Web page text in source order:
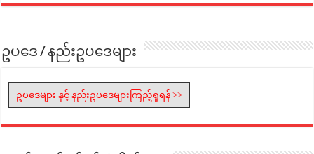
ဥပဒေ / နည်းဥပဒေများ
ဥပဒေများ နှင့် နည်းဥပဒေများကြည့်ရှုရန် >>